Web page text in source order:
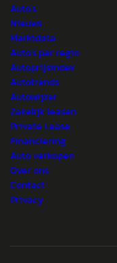
Auto's
Nieuws
Marktdata
Auto's per regio
Autoprijsindex
Autotrends
Autowijzer
Zakelijk leasen
Private Lease
Financiering
Auto verkopen
Over ons
Contact
Privacy